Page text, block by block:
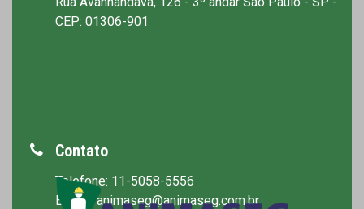
CEP: 01306-901
Contato
Telefone: 11-5058-5556
E-mail: animaseg@animaseg.com.br